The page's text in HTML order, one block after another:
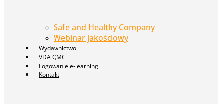
Safe and Healthy Company
Webinar jakościowy
Wydawnictwo
VDA QMC
Logowanie e-learning
Kontakt